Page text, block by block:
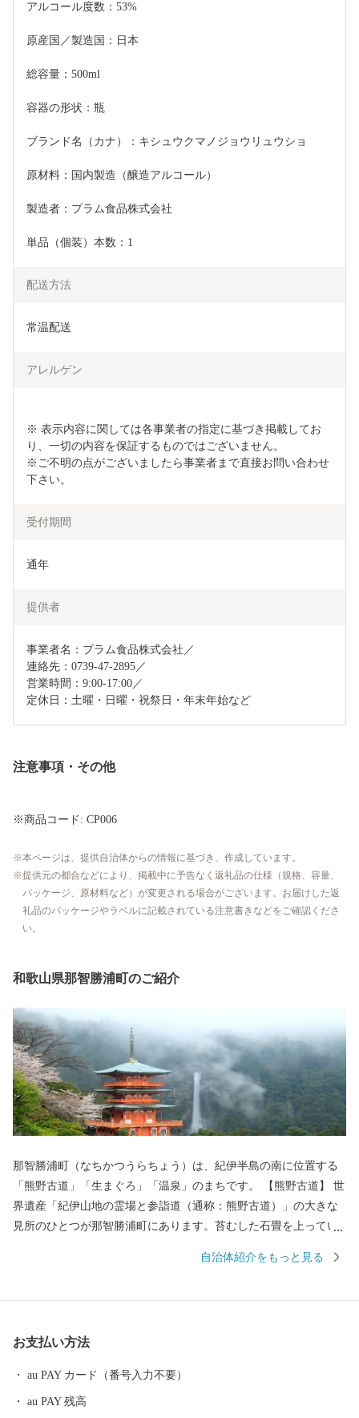
アルコール度数：53%
原産国／製造国：日本
総容量：500ml
容器の形状：瓶
ブランド名（カナ）：キシュウクマノジョウリュウショ
原材料：国内製造（醸造アルコール）
製造者：プラム食品株式会社
単品（個装）本数：1
配送方法
常温配送
アレルゲン
※ 表示内容に関しては各事業者の指定に基づき掲載してお
り、一切の内容を保証するものではございません。
※ご不明の点がございましたら事業者まで直接お問い合わせ
下さい。
受付期間
通年
提供者
事業者名：プラム食品株式会社／
連絡先：0739-47-2895／
営業時間：9:00-17:00／
定休日：土曜・日曜・祝祭日・年末年始など
注意事項・その他
※商品コード: CP006
本ページは、提供自治体からの情報に基づき、作成しています。
提供元の都合などにより、掲載中に予告なく返礼品の仕様（規格、容量、
パッケージ、原材料など）が変更される場合がございます。お届けした返
礼品のパッケージやラベルに記載されている注意書きなどをご確認くださ
い。
和歌山県那智勝浦町のご紹介
那智勝浦町（なちかつうらちょう）は、紀伊半島の南に位置する
「熊野古道」「生まぐろ」「温泉」のまちです。 【熊野古道】 世
界遺産「紀伊山地の霊場と参詣道（通称：熊野古道）」の大きな
見所のひとつが那智勝浦町にあります。苔むした石畳を上ってい
札所である「那智山青岸渡寺」、そして日本一の落差133mを誇る
ぐろとは、捕獲後、冷凍でなく冷蔵（生）で運ばれたまぐろのこ
県内一で、温泉宿も日帰り温泉もたくさん。 おだやかな太平洋を
自治体紹介をもっと見る
お支払い方法
au PAY カード（番号入力不要）
au PAY 残高